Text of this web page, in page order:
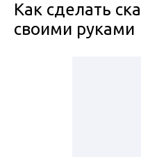
Как сделать
своими руками